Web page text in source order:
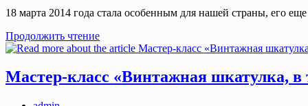
18 марта 2014 года стала особенным для нашей страны, его
Продолжить чтение“Крымская
весна”
Мастер-класс «Винтажная шкатулка, в